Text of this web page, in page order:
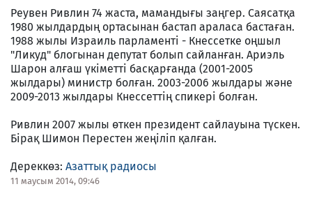
Реувен Ривлин 74 жаста, мамандығы заңгер. Саясатқа
1980 жылдардың ортасынан бастап араласа бастаған.
1988 жылы Израиль парламенті - Кнессетке оңшыл
"Ликуд" блогынан депутат болып сайланған. Ариэль
Шарон алғаш үкіметті басқарғанда (2001-2005
жылдары) министр болған. 2003-2006 жылдары және
2009-2013 жылдары Кнессеттің спикері болған.
Ривлин 2007 жылы өткен президент сайлауына түскен.
Бірақ Шимон Перестен жеңіліп қалған.
Дереккөз: Азаттық радиосы
11 маусым 2014, 09:46